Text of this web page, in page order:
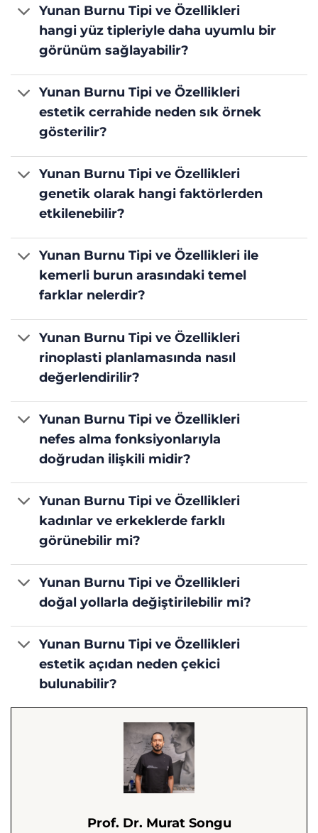
Yunan Burnu Tipi ve Özellikleri
hangi yüz tipleriyle daha uyumlu bir
görünüm sağlayabilir?
Yunan Burnu Tipi ve Özellikleri
estetik cerrahide neden sık örnek
gösterilir?
Yunan Burnu Tipi ve Özellikleri
genetik olarak hangi faktörlerden
etkilenebilir?
Yunan Burnu Tipi ve Özellikleri ile
kemerli burun arasındaki temel
farklar nelerdir?
Yunan Burnu Tipi ve Özellikleri
rinoplasti planlamasında nasıl
değerlendirilir?
Yunan Burnu Tipi ve Özellikleri
nefes alma fonksiyonlarıyla
doğrudan ilişkili midir?
Yunan Burnu Tipi ve Özellikleri
kadınlar ve erkeklerde farklı
görünebilir mi?
Yunan Burnu Tipi ve Özellikleri
doğal yollarla değiştirilebilir mi?
Yunan Burnu Tipi ve Özellikleri
estetik açıdan neden çekici
bulunabilir?
Prof. Dr. Murat Songu